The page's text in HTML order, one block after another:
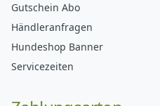
Gutschein Abo
Händleranfragen
Hundeshop Banner
Servicezeiten